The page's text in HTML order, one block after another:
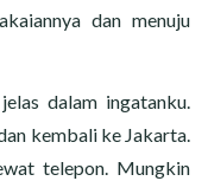
dan menuju
dalam ingatanku.
kembali ke Jakarta.
telepon. Mungkin